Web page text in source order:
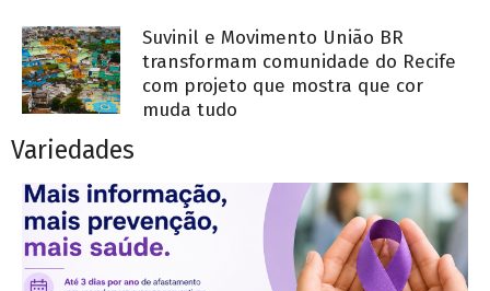
Suvinil e Movimento União BR
transformam comunidade do Recife
com projeto que mostra que cor
muda tudo
Variedades